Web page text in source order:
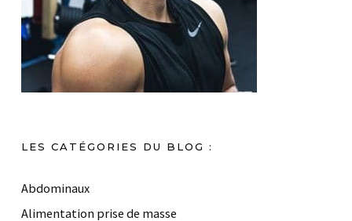
LES CATÉGORIES DU BLOG :
Abdominaux
Alimentation prise de masse